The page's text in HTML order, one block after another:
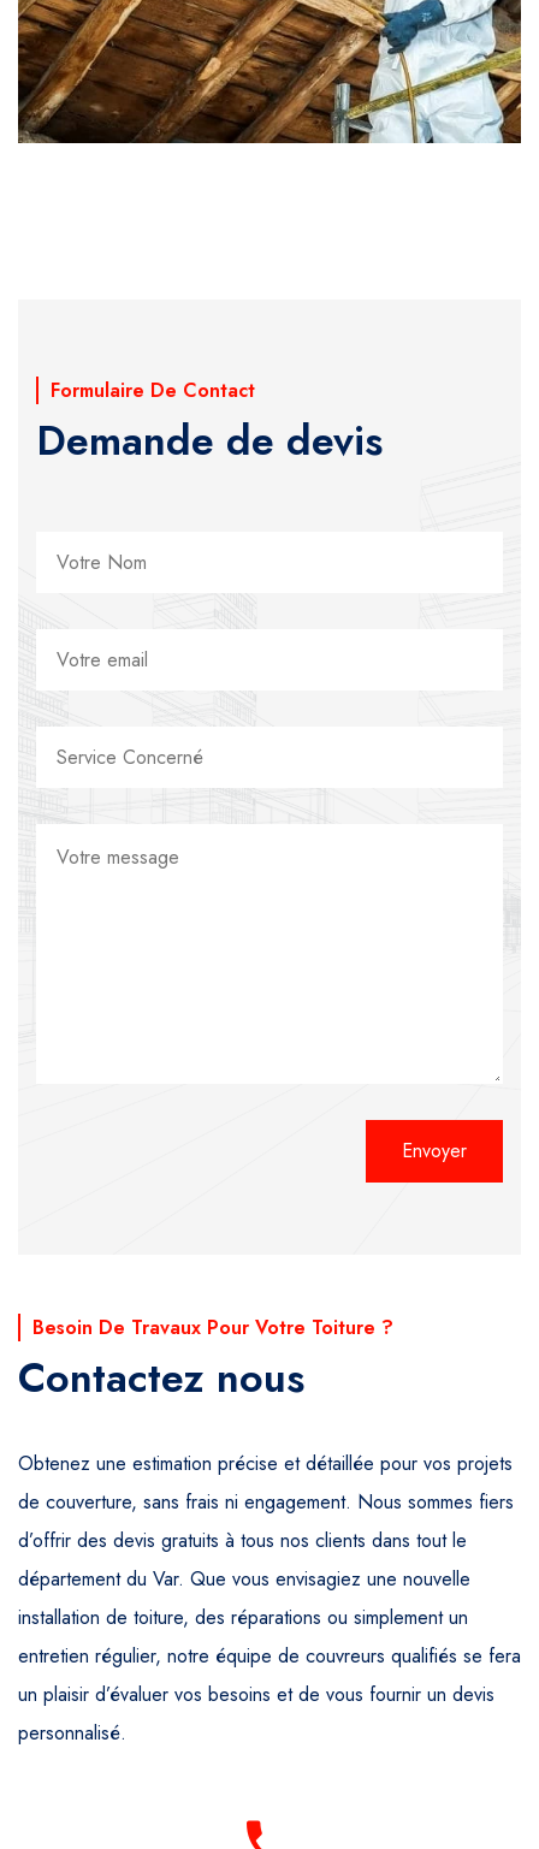
Formulaire De Contact
Demande de devis
Besoin De Travaux Pour Votre Toiture ?
Contactez nous
Obtenez une estimation précise et détaillée pour vos projets
de couverture, sans frais ni engagement. Nous sommes fiers
d’offrir des devis gratuits à tous nos clients dans tout le
département du Var. Que vous envisagiez une nouvelle
installation de toiture, des réparations ou simplement un
entretien régulier, notre équipe de couvreurs qualifiés se fera
un plaisir d’évaluer vos besoins et de vous fournir un devis
personnalisé.